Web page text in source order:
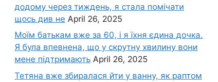
додому через тиждень, я стала помічати
щось див не April 26, 2025
Моїм батькам вже за 60, і я їхня єдина дочка.
Я була впевнена, що у скрутну хвилину вони
мене підтримають April 26, 2025
Тетяна вже збиралася йти у ванну, як раптом